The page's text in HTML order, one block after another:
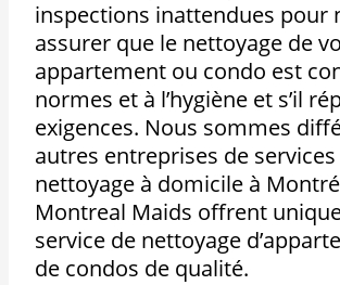
inspections inattendues pour
assurer que le nettoyage de
appartement ou condo est
normes et à l’hygiène et s’il
exigences. Nous sommes
autres entreprises de
nettoyage à domicile à
Montreal Maids offrent
service de nettoyage
de condos de qualité.